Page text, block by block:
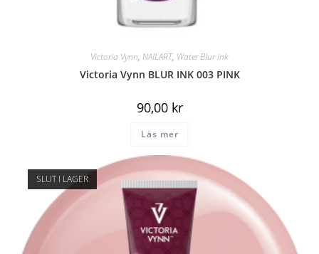
Victoria Vynn, NAILART, Water Blur ink
Victoria Vynn BLUR INK 003 PINK
90,00 kr
Läs mer
SLUT I LAGER